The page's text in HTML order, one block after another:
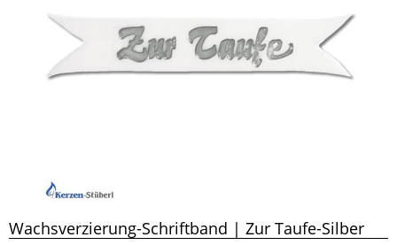
Wachsverzierung-Schriftband | Zur Taufe-Silber